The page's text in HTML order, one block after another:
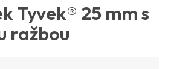
Tyvek® 25 mm s
ražbou